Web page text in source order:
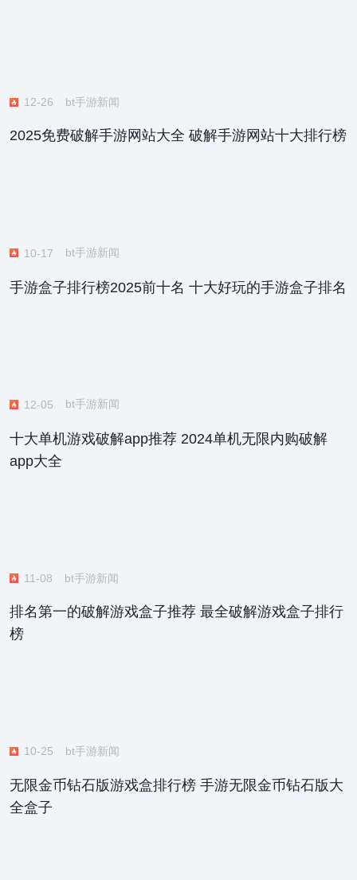
12-26 bt手游新闻
2025免费破解手游网站大全 破解手游网站十大排行榜
10-17 bt手游新闻
手游盒子排行榜2025前十名 十大好玩的手游盒子排名
12-05 bt手游新闻
十大单机游戏破解app推荐 2024单机无限内购破解
app大全
11-08 bt手游新闻
排名第一的破解游戏盒子推荐 最全破解游戏盒子排行
榜
10-25 bt手游新闻
无限金币钻石版游戏盒排行榜 手游无限金币钻石版大
全盒子